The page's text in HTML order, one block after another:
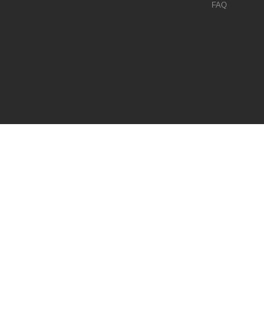
FAQ